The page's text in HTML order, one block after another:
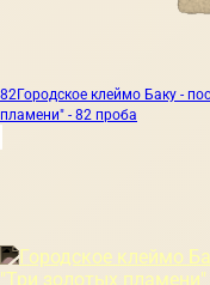
82Городское клеймо Баку -
пламени" - 82 проба